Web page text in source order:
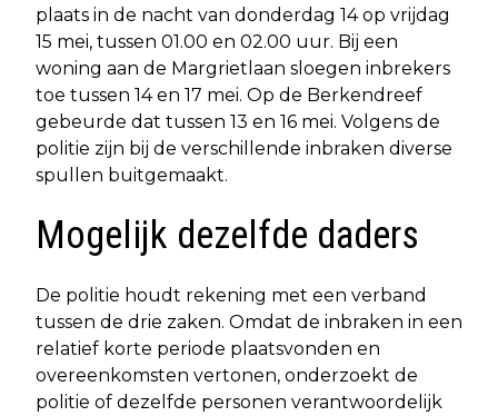
plaats in de nacht van donderdag 14 op vrijdag
15 mei, tussen 01.00 en 02.00 uur. Bij een
woning aan de Margrietlaan sloegen inbrekers
toe tussen 14 en 17 mei. Op de Berkendreef
gebeurde dat tussen 13 en 16 mei. Volgens de
politie zijn bij de verschillende inbraken diverse
spullen buitgemaakt.
Mogelijk dezelfde daders
De politie houdt rekening met een verband
tussen de drie zaken. Omdat de inbraken in een
relatief korte periode plaatsvonden en
overeenkomsten vertonen, onderzoekt de
politie of dezelfde personen verantwoordelijk